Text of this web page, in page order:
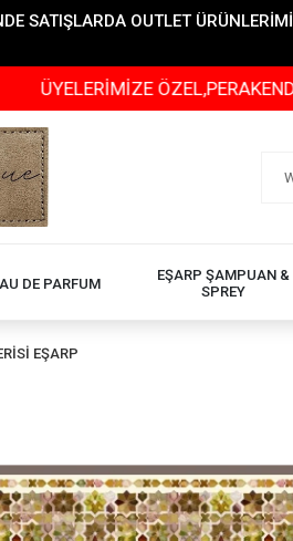
SATIŞLARDA OUTLET
ÖZEL,PERAKENDE
DE PARFUM
EŞARP ŞAMPUAN &
SPREY
EŞARP